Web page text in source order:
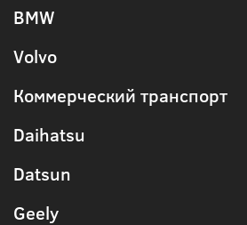
BMW
Volvo
Коммерческий транспорт
Daihatsu
Datsun
Geely